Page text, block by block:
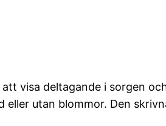
visa deltagande i sorgen
eller utan blommor. Den